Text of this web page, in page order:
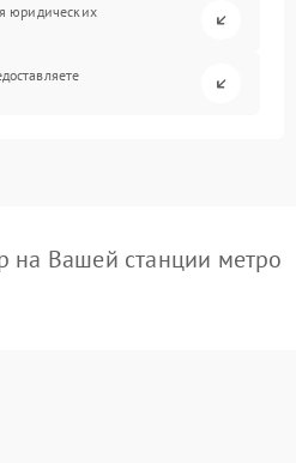
юридических
на Вашей станции метро